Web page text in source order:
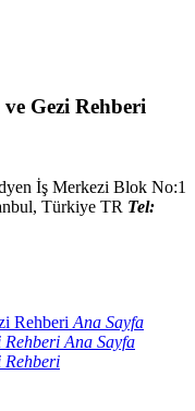
Gezi Rehberi
İş Merkezi Blok No:1
, Türkiye TR Tel:
Ana Sayfa
Ana Sayfa